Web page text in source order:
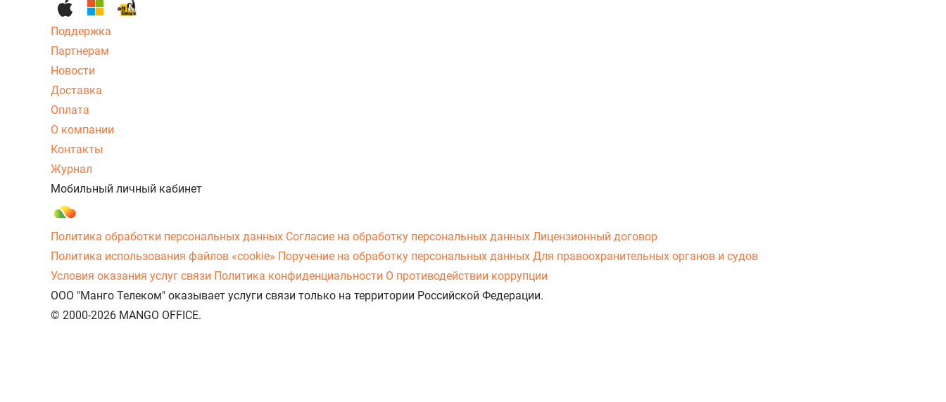
Поддержка
Партнерам
Новости
Доставка
Оплата
О компании
Контакты
Журнал
Мобильный личный кабинет
Политика обработки персональных данных Согласие на обработку персональных данных Лицензионный договор
Политика использования файлов «cookie» Поручение на обработку персональных данных Для правоохранительных органов и судов
Условия оказания услуг связи Политика конфиденциальности О противодействии коррупции
ООО "Манго Телеком" оказывает услуги связи только на территории Российской Федерации.
© 2000-2026 MANGO OFFICE.